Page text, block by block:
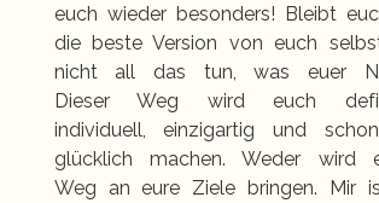
euch wieder besonders! Bleibt
die beste Version von euch
nicht all das tun, was euer
Dieser Weg wird euch
individuell, einzigartig und
glücklich machen. Weder wird
Weg an eure Ziele bringen. Mir